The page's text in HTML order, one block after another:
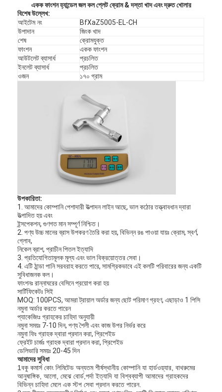
একক ফাংশন হ্যান্ডেল জল কল প্লেট ক্রোম & দস্তা খাদ এবং দ্রুত খোলার
বিশেষ উল্লেখ:
আইটেম নং
BfXaZ5005-EL-CH
উপাদান
জিংক খাদ
শেষ
ক্রোমযুক্ত
ফাংশন
একক ফাংশন
আউটলেট ব্যাসার্ধ
প্রচলিত
ইনলেট ব্যাসার্ধ
প্রচলিত
ওজন
১৭০ গ্রাম
উপকারিতা:
1. আমাদের কোম্পানি পেশাদারী উত্পাদন লাইন আছে, ভাল কঠোর তত্ত্বাবধান দ্বারা
উত্পাদিত হয় এবং
ইন্সপেকশন, গুণগত মান সম্পূর্ণ নিশ্চিত।
2. পণ্য উচ্চ মানের ব্রাস উপকরণ তৈরি করা হয়, বিভিন্ন রঙ পাওয়া যায়ঃ ক্রোম, স্বর্ণ,
গ্লোব,
নিকেল ব্রাশ, প্রাচীন পিতল ইত্যাদি
3. প্রতিযোগিতামূলক মূল্য এবং ভাল বিক্রয়োত্তর সেবা।
4. এটি ঠান্ডা পানি সরবরাহ করতে পারে, সামগ্রিকভাবে এই কলটি পরিবারের জন্য একটি
সুবিধাজনক কল।
ফাংশনঃ রান্নাঘরের বেসিনে প্রয়োগ করা হয়
সার্টিফিকেটঃ সিই
MOQ: 100PCS, আমরা ট্রায়াল অর্ডার জন্য ছোট পরিমাণ গ্রহণ, এছাড়াও 1 পিসি
নমুনা অর্ডার করতে পারেন
প্যাকেজিংঃ গ্রাহকের চাহিদা অনুযায়ী
নমুনা সময়ঃ 7-10 দিন, পণ্য শৈলী এবং কাজ উপর নির্ভর করে
নমুনা ফিঃ গ্রাহক দ্বারা প্রদান করা, প্রিপেইড
ফ্রেইট চার্জঃ গ্রাহক দ্বারা প্রদান করা, প্রিপেইড
ডেলিভারি সময়ঃ 20-45 দিন
আমাদের সুবিধা
1বকু কমার্স কোং লিমিটেড অন্যতম শীর্ষস্থানীয় কোম্পানি যা হার্ডওয়্যার, বাথরুমের
আনুষাঙ্গিক, আলো, মেঝে বোর্ড,পর্দা ইত্যাদি যা বিশ্বব্যাপী আমাদের গ্রাহকদের
বিভিন্ন চাহিদা মেলে এক স্টপ সেবা প্রদান করতে পারেন.